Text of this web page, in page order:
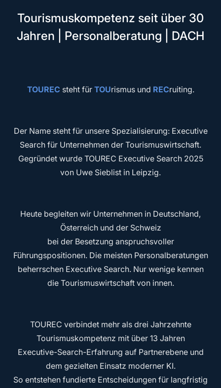
Tourismuskompetenz seit über 30
Jahren | Personalberatung | DACH
TOUREC steht für TOUrismus und RECruiting.
Der Name steht für unsere Spezialisierung: Executive
Search für Unternehmen der Tourismuswirtschaft.
Gegründet wurde TOUREC Executive Search 2025
von Uwe Sieblist in Leipzig.
Heute begleiten wir Unternehmen in Deutschland,
Österreich und der Schweiz
bei der Besetzung anspruchsvoller
Führungspositionen. Die meisten Personalberatungen
beherrschen Executive Search. Nur wenige kennen
die Tourismuswirtschaft von innen.
TOUREC verbindet mehr als drei Jahrzehnte
Tourismuskompetenz mit über 13 Jahren
Executive-Search-Erfahrung auf Partnerebene und
dem gezielten Einsatz moderner KI.
So entstehen fundierte Entscheidungen für langfristig